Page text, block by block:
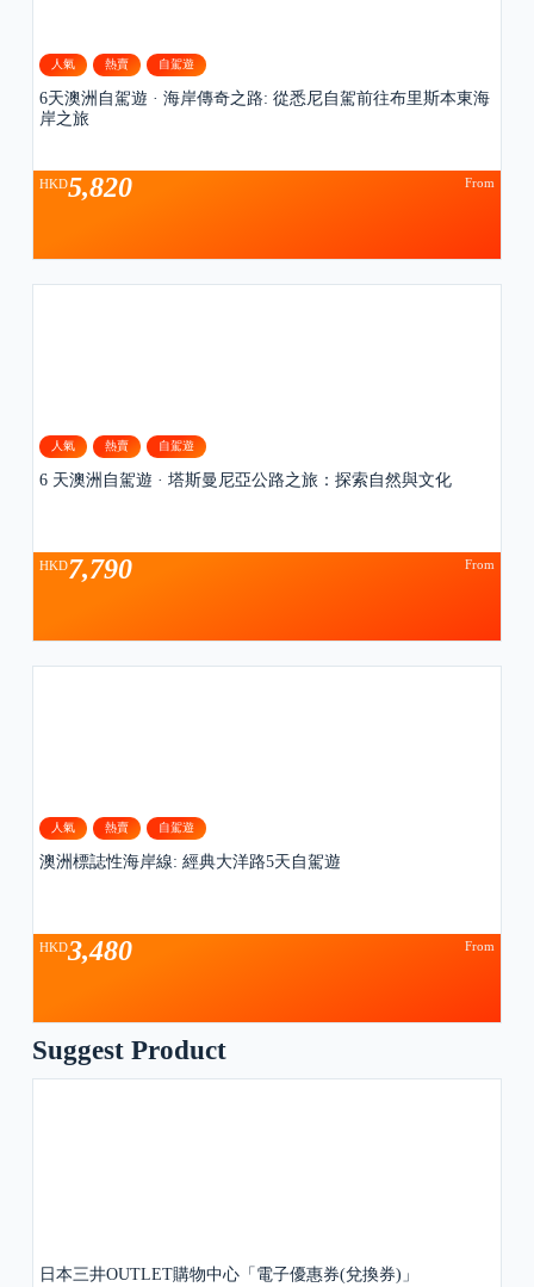
人氣 熱賣 自駕遊
6天澳洲自駕遊 · 海岸傳奇之路: 從悉尼自駕前往布里斯本東海
岸之旅
From
HKD5,820
人氣 熱賣 自駕遊
6 天澳洲自駕遊 · 塔斯曼尼亞公路之旅：探索自然與文化
From
HKD7,790
人氣 熱賣 自駕遊
澳洲標誌性海岸線: 經典大洋路5天自駕遊
From
HKD3,480
Suggest Product
日本三井OUTLET購物中心「電子優惠券(兌換券)」